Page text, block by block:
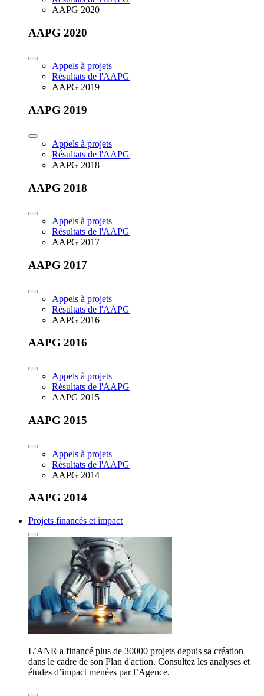
AAPG 2020
AAPG 2020
Appels à projets
Résultats de l'AAPG
AAPG 2019
AAPG 2019
Appels à projets
Résultats de l'AAPG
AAPG 2018
AAPG 2018
Appels à projets
Résultats de l'AAPG
AAPG 2017
AAPG 2017
Appels à projets
Résultats de l'AAPG
AAPG 2016
AAPG 2016
Appels à projets
Résultats de l'AAPG
AAPG 2015
AAPG 2015
Appels à projets
Résultats de l'AAPG
AAPG 2014
AAPG 2014
Projets financés et impact
L’ANR a financé plus de 30000 projets depuis sa création
dans le cadre de son Plan d'action. Consultez les analyses et
études d’impact menées par l’Agence.